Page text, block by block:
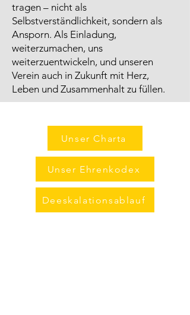
tragen – nicht als
Selbstverständlichkeit, sondern als
Ansporn. Als Einladung,
weiterzumachen, uns
weiterzuentwickeln, und unseren
Verein auch in Zukunft mit Herz,
Leben und Zusammenhalt zu füllen.
Unser Charta
Unser Ehrenkodex
Deeskalationsablauf